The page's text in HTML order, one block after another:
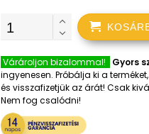
Várároljon bizalommal! Gyors
ingyenesen. Próbálja ki a
és visszafizetjük az árát! Csak
Nem fog csalódni!